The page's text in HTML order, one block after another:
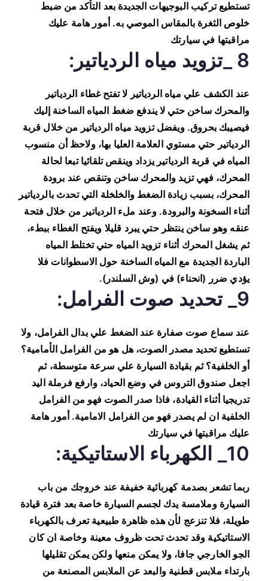
تستطيع تركيب البوجيهات الجديدة بعد التأكد من ضبط
خلوص الثغرة بالمقاس الموصي به. أمور هامة عليك
مراقبتها في سيارتك
8 _تزويد مياه الردياتير:
عند الكشف علي مياه الردياتير لا تفتح غطاء الردياتير
والمحرك ساخن حتي لا يندفع ضغط المياه الساخنة إليك
فيصيبك بحروق. ويفضل تزويد مياه الردياتير من خلال قربة
الردياتير حتي مستوي العلامة العليا بها، ولاحظ أن منسوب
المياه في قربة الردياتير يزداد وينقص تلقائيا تبعا لحالة
المحرك، فهي تزيد والمحرك ساخن وتنقص عند برودة
المحرك، بسبب زيادة الضغط والخلخلة التي تحدث بالردياتير
أثناء السخونة والبرودة. وعند ملء الردياتير من خلال فتحة
عنقه وهو ساخن ينتظر حتي يبرد قليلا ويفتح الغطاء ببطء،
ثم يشغل المحرك أثناء تزويد المياه حتي تختلط المياه
الباردة الجديدة مع المياه الساخنة حول الاسطوانات فلا
يؤدي ضرر (انحناء) في (وش السلندر).
9_ تحديد صوت الفرامل:
عند سماع صوت صفارة عند الضغط علي بدال الفرامل، ولا
تستطيع تحديد مصدر الصوت، هل هو من الفرامل الأمامية؟
أو الخلفية؟ ثم بقيادة السيارة علي سرعة متوسطة، ثم
اجعل صندوق التروس في وضع الحياد، وارفع فرملة اليد
تدريجيا أثناء القيادة، فاذا صدر الصوت فهو من الفرامل
الخلفية ان لم يصدر فهو من الفرامل الامامية. أمور هامة
عليك مراقبتها في سيارتك
10_ الكهرباء الاستاتيكية:
ربما تشعر بصدمة كهربائية خفيفة عند خروجك من باب
السيارة وملامسة يدك لجسم السيارة خاصة بعد فترة قيادة
طويلة، فلا تنزعج لأن هذه ظاهرة طبيعية تعرف بالكهرباء
الاستاتيكية وقد تحدث تحت ظروف معينة وخاصة ان كان
الجو الخارجي جافا، ولا يمكن منعها ولكن يمكن تقليلها
بارتداء ملابس قطنية والبعد عن الملابس المصنعة من